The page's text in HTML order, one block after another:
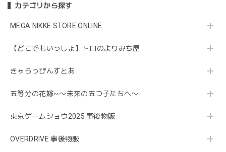
カテゴリから探す
MEGA NIKKE STORE ONLINE
【どこでもいっしょ】トロのよりみち屋
きゃらっぴんすとあ
五等分の花嫁∽〜未来の五つ子たちへ〜
東京ゲームショウ2025 事後物販
OVERDRIVE 事後物販